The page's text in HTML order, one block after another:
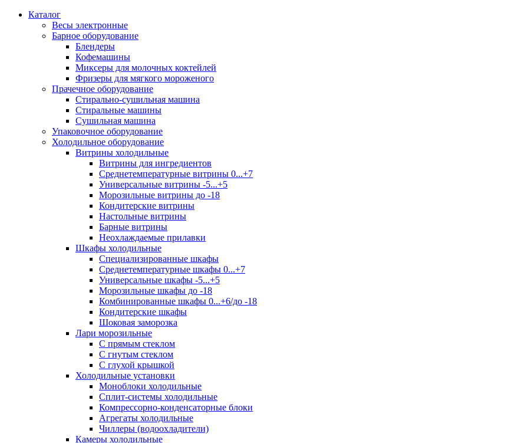
Каталог
Весы электронные
Барное оборудование
Блендеры
Кофемашины
Миксеры для молочных коктейлей
Фризеры для мягкого мороженого
Прачечное оборудование
Стирально-сушильная машина
Стиральные машины
Сушильная машина
Упаковочное оборудование
Холодильное оборудование
Витрины холодильные
Витрины для ингредиентов
Среднетемпературные витрины 0...+7
Универсальные витрины -5...+5
Морозильные витрины до -18
Кондитерские витрины
Настольные витрины
Барные витрины
Неохлаждаемые прилавки
Шкафы холодильные
Cпециализированные шкафы
Среднетемпературные шкафы 0...+7
Универсальные шкафы -5...+5
Морозильные шкафы до -18
Комбинированные шкафы 0...+6/до -18
Кондитерские шкафы
Шоковая заморозка
Лари морозильные
С прямым стеклом
С гнутым стеклом
С глухой крышкой
Холодильные установки
Моноблоки холодильные
Сплит-системы холодильные
Компрессорно-конденсаторные блоки
Агрегаты холодильные
Чиллеры (водоохладители)
Камеры холодильные